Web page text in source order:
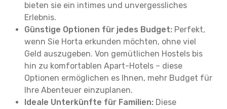
bieten sie ein intimes und unvergessliches
Erlebnis.
Günstige Optionen für jedes Budget: Perfekt,
wenn Sie Horta erkunden möchten, ohne viel
Geld auszugeben. Von gemütlichen Hostels bis
hin zu komfortablen Apart-Hotels – diese
Optionen ermöglichen es Ihnen, mehr Budget für
Ihre Abenteuer einzuplanen.
Ideale Unterkünfte für Familien: Diese